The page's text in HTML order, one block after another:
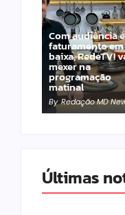
Com audiência e
faturamento em
baixa, RedeTV!
mexer na
programação
matinal
By Redação MD
Últimas